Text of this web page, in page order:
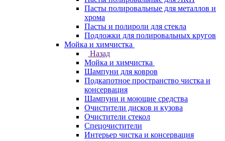
Пасты полировальные для металлов и
хрома
Пасты и полироли для стекла
Подложки для полировальных кругов
Мойка и химчистка
Назад
Мойка и химчистка
Шампуни для ковров
Подкапотное пространство чистка и
консервация
Шампуни и моющие средства
Очистители дисков и кузова
Очистители стекол
Спецочистители
Интерьер чистка и консервация